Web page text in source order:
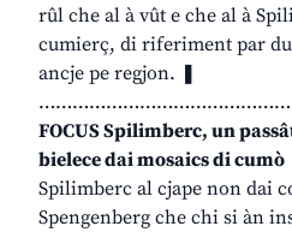
rûl che al à vût e che al à
cumierç, di riferiment par
ancje pe regjon. ❚
FOCUS Spilimberc, un
bielece dai mosaics di cumò
Spilimberc al cjape non dai
Spengenberg che chi si àn